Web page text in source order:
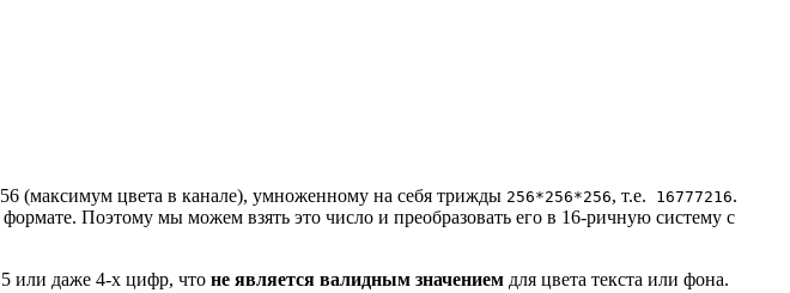
(максимум цвета в канале), умноженному на себя трижды 256*256*256, т.е. 16777216.
Поэтому мы можем взять это число и преобразовать его в 16-ричную систему с
или даже 4-х цифр, что не является валидным значением для цвета текста или фона.